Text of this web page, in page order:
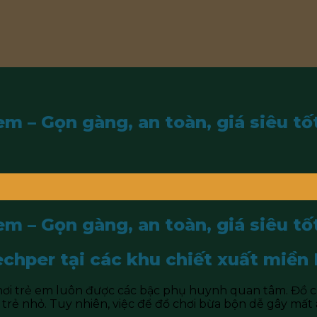
– Gọn gàng, an toàn, giá siêu
– Gọn gàng, an toàn, giá siêu
tại các khu chiết xuất miền
trẻ em luôn được các bậc phụ huynh quan tâm.
nhỏ. Tuy nhiên, việc để đồ chơi bừa bộn dễ gây